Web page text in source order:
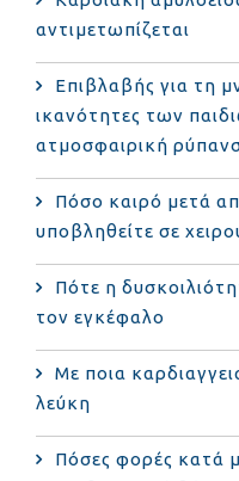
αντιμετωπίζεται
Επιβλαβής για τη
ικανότητες των
ατμοσφαιρική
Πόσο καιρό μετά
υποβληθείτε σε
Πότε η
τον εγκέφαλο
Με ποια
λεύκη
Πόσες φορές κατά